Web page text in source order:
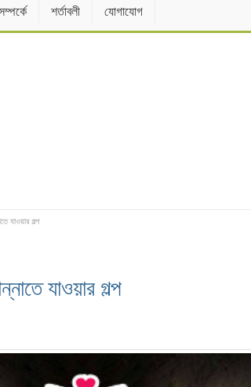
শর্তাবলী যোগাযোগ
যাওয়ার গল্প
যাওয়ার গল্প